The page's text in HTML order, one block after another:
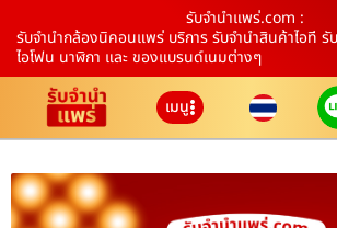
รับจํานําแพร่.com :
รับจำนำกล้องนิคอนแพร่ บริการ รับจำนำสินค้าไอที รั
ไอโฟน นาฬิกา และ ของแบรนด์เนมต่างๆ
เมนู